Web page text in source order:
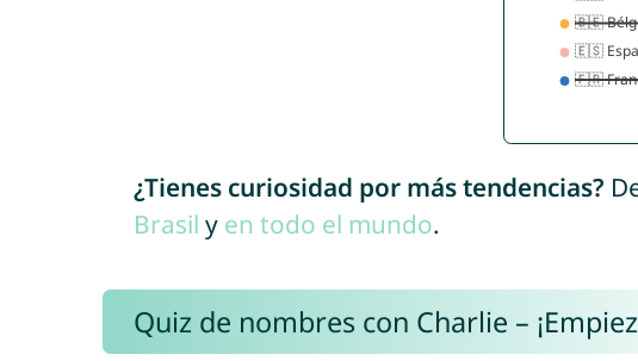
¿Tienes curiosidad por más tendencias?
Brasil y en todo el mundo.
Quiz de nombres con Charlie –